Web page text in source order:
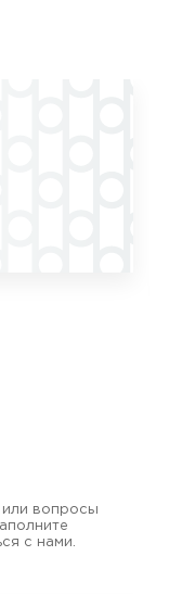
или вопросы
с нами.